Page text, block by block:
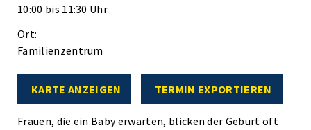
10:00 bis 11:30 Uhr
Ort:
Familienzentrum
KARTE ANZEIGEN TERMIN EXPORTIEREN
Frauen, die ein Baby erwarten, blicken der Geburt oft